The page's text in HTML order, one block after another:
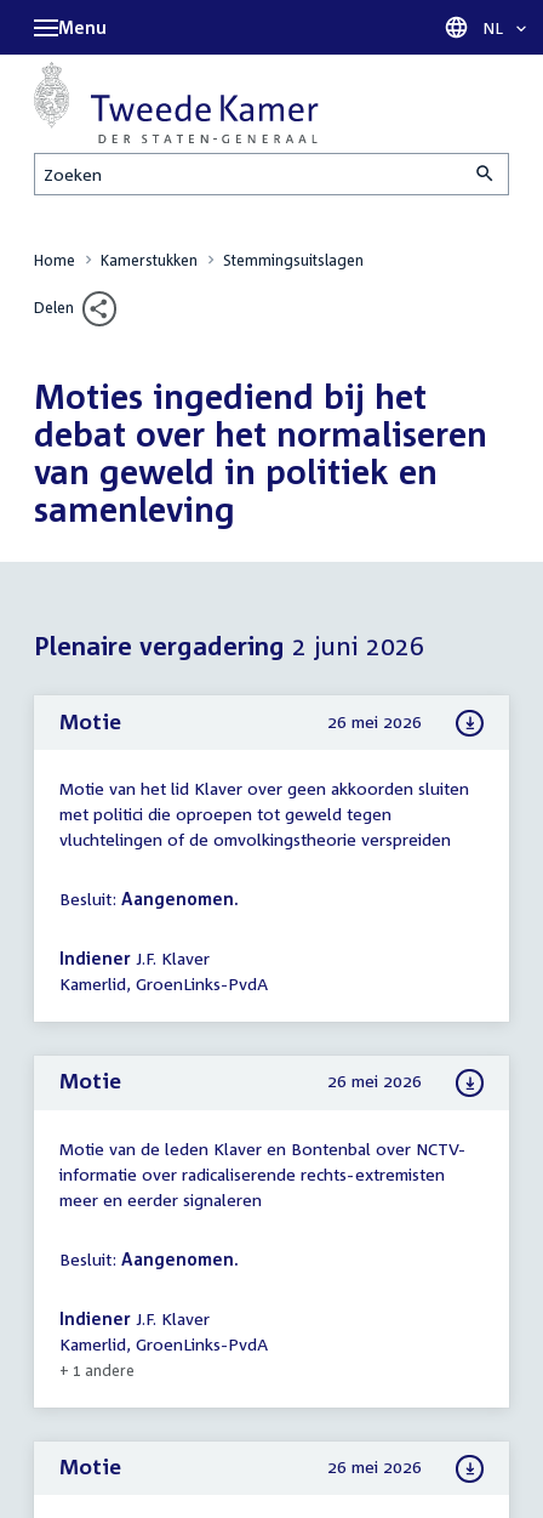
Zoeken
Menu Taal
NL
Home Kamerstukken Stemmingsuitslagen
Delen
Moties ingediend bij het
debat over het normaliseren
van geweld in politiek en
samenleving
Plenaire vergadering 2 juni 2026
Motie 26 mei 2026
Motie van het lid Klaver over geen akkoorden sluiten
met politici die oproepen tot geweld tegen
vluchtelingen of de omvolkingstheorie verspreiden
Besluit: Aangenomen.
Indiener J.F. Klaver
Kamerlid, GroenLinks-PvdA
Motie 26 mei 2026
Motie van de leden Klaver en Bontenbal over NCTV-
informatie over radicaliserende rechts-extremisten
meer en eerder signaleren
Besluit: Aangenomen.
Indiener J.F. Klaver
Kamerlid, GroenLinks-PvdA
+ 1 andere
Motie 26 mei 2026